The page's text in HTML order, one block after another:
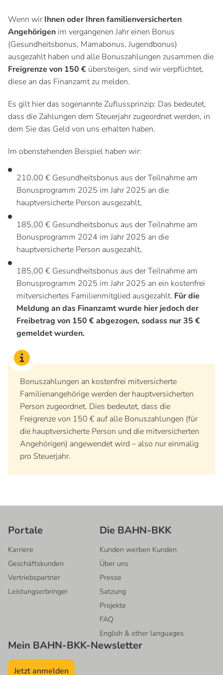
Wenn wirIhnen oder Ihren familienversicherten
Angehörigen im vergangenen Jahr einen Bonus
(Gesundheitsbonus, Mamabonus, Jugendbonus)
ausgezahlt haben und alle Bonuszahlungen zusammen die
Freigrenze von 150 € übersteigen, sind wir verpflichtet,
diese an das Finanzamt zu melden.
Es gilt hier das sogenannte Zuflussprinzip: Das bedeutet,
dass die Zahlungen dem Steuerjahr zugeordnet werden, in
dem Sie das Geld von uns erhalten haben.
Im obenstehenden Beispiel haben wir:
210,00 € Gesundheitsbonus aus der Teilnahme am
Bonusprogramm 2025 im Jahr 2025 an die
hauptversicherte Person ausgezahlt,
185,00 € Gesundheitsbonus aus der Teilnahme am
Bonusprogramm 2024 im Jahr 2025 an die
hauptversicherte Person ausgezahlt,
185,00 € Gesundheitsbonus aus der Teilnahme am
Bonusprogramm 2025 im Jahr 2025 an ein kostenfrei
mitversichertes Familienmitglied ausgezahlt. Für die
Meldung an das Finanzamt wurde hier jedoch der
Freibetrag von 150 € abgezogen, sodass nur 35 €
gemeldet wurden.
Bonuszahlungen an kostenfrei mitversicherte
Familienangehörige werden der hauptversicherten
Person zugeordnet. Dies bedeutet, dass die
Freigrenze von 150 € auf alle Bonuszahlungen (für
die hauptversicherte Person und die mitversicherten
Angehörigen) angewendet wird – also nur einmalig
pro Steuerjahr.
Portale
Karriere
Geschäftskunden
Vertriebspartner
Leistungserbringer
Die BAHN-BKK
Kunden werben Kunden
Über uns
Presse
Satzung
Projekte
FAQ
English & other languages
Mein BAHN-BKK-Newsletter
Jetzt anmelden